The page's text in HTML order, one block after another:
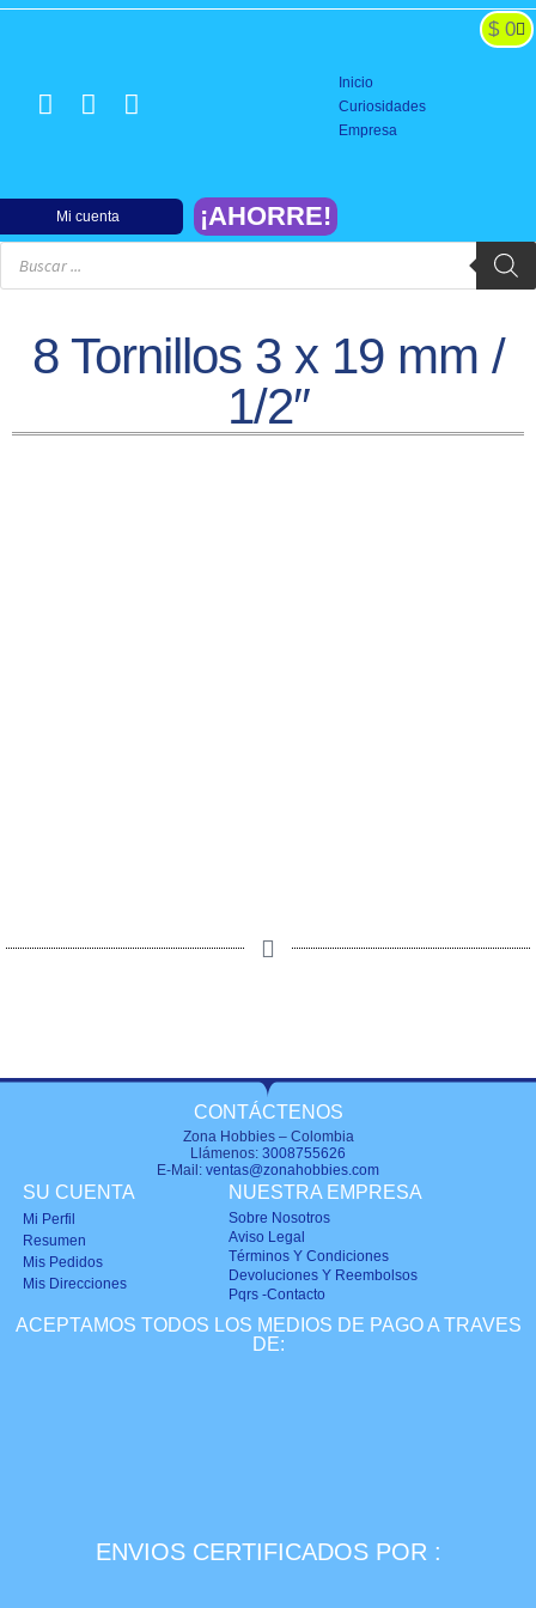
$ 0
¡AHORRE!
Mi cuenta
Inicio
Curiosidades
Empresa
8 Tornillos 3 x 19 mm /
1/2″
CONTÁCTENOS
Zona Hobbies – Colombia
Llámenos: 3008755626
E-Mail: ventas@zonahobbies.com
SU CUENTA
Mi Perfil
Resumen
Mis Pedidos
Mis Direcciones
NUESTRA EMPRESA
Sobre Nosotros
Aviso Legal
Términos Y Condiciones
Devoluciones Y Reembolsos
Pqrs -Contacto
ACEPTAMOS TODOS LOS MEDIOS DE PAGO A TRAVES
DE:
ENVIOS CERTIFICADOS POR :